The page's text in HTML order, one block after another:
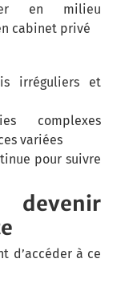
en milieu
cabinet privé
irréguliers et
complexes
variées
pour suivre
devenir
d’accéder à ce